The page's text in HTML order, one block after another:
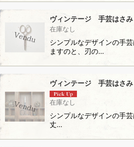
ヴィンテージ 手芸はさみ
在庫なし
シンプルなデザインの手
ますのと、刃の…
ヴィンテージ 手芸はさみ
在庫なし
シンプルなデザインの手
丈…